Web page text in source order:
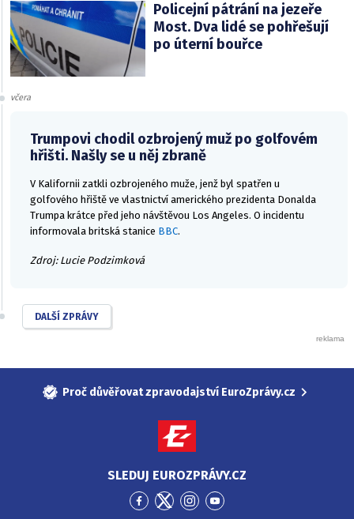
Policejní pátrání na jezeře
Most. Dva lidé se pohřešují
po úterní bouřce
včera
Trumpovi chodil ozbrojený muž po golfovém
hřišti. Našly se u něj zbraně
V Kalifornii zatkli ozbrojeného muže, jenž byl spatřen u
golfového hřiště ve vlastnictví amerického prezidenta Donalda
Trumpa krátce před jeho návštěvou Los Angeles. O incidentu
informovala britská stanice BBC.
Zdroj: Lucie Podzimková
DALŠÍ ZPRÁVY
Proč důvěřovat zpravodajství EuroZprávy.cz
SLEDUJ EUROZPRÁVY.CZ
PřejítPřejítPřejítPřejít